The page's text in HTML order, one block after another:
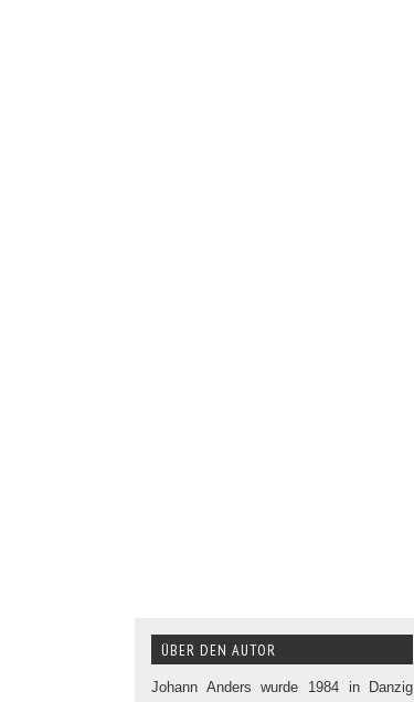
ÜBER DEN AUTOR
Johann Anders wurde 1984 in Danzig